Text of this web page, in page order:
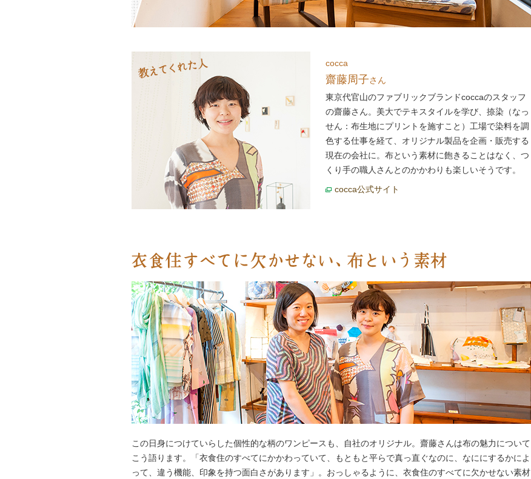
cocca
齋藤周子さん
東京代官山のファブリックブランドcoccaのスタッフ
の齋藤さん。美大でテキスタイルを学び、捺染（なっ
せん：布生地にプリントを施すこと）工場で染料を調
色する仕事を経て、オリジナル製品を企画・販売する
現在の会社に。布という素材に飽きることはなく、つ
くり手の職人さんとのかかわりも楽しいそうです。
cocca公式サイト
この日身につけていらした個性的な柄のワンピースも、自社のオリジナル。齋藤さんは布の魅力について
こう語ります。「衣食住のすべてにかかわっていて、もともと平らで真っ直ぐなのに、なににするかによ
って、違う機能、印象を持つ面白さがあります」。おっしゃるように、衣食住のすべてに欠かせない素材